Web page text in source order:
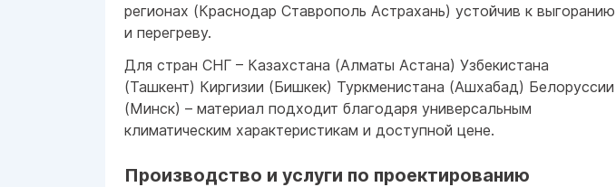
регионах (Краснодар Ставрополь Астрахань) устойчив к выгоранию
и перегреву.
Для стран СНГ – Казахстана (Алматы Астана) Узбекистана
(Ташкент) Киргизии (Бишкек) Туркменистана (Ашхабад) Белоруссии
(Минск) – материал подходит благодаря универсальным
климатическим характеристикам и доступной цене.
Производство и услуги по проектированию